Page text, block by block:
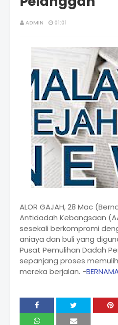
ADMIN 01:01
ALOR GAJAH, 28 Mac
Antidadah Kebangsaan
sesekali berkompromi
aniaya dan buli yang
Pusat Pemulihan Dadah
sepanjang proses
mereka berjalan. -